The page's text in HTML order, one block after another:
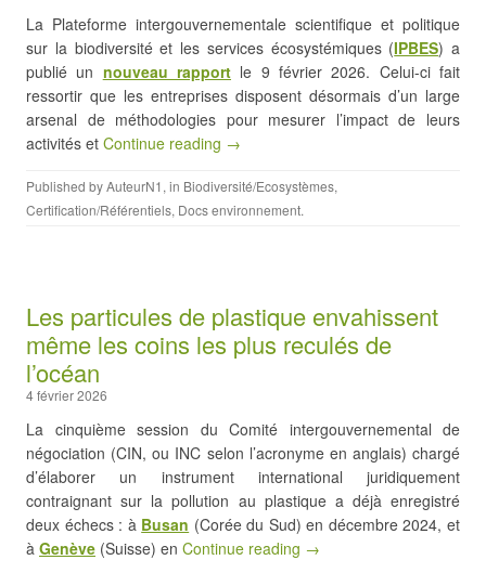
La Plateforme intergouvernementale scientifique et politique
sur la biodiversité et les services écosystémiques (IPBES) a
publié un nouveau rapport le 9 février 2026. Celui-ci fait
ressortir que les entreprises disposent désormais d’un large
arsenal de méthodologies pour mesurer l’impact de leurs
activités et Continue reading →
Published byAuteurN1 , in Biodiversité/Ecosystèmes,
Certification/Référentiels, Docs environnement.
Les particules de plastique envahissent
même les coins les plus reculés de
l’océan
4 février 2026
La cinquième session du Comité intergouvernemental de
négociation (CIN, ou INC selon l’acronyme en anglais) chargé
d’élaborer un instrument international juridiquement
contraignant sur la pollution au plastique a déjà enregistré
deux échecs : à Busan (Corée du Sud) en décembre 2024, et
à Genève (Suisse) en Continue reading →